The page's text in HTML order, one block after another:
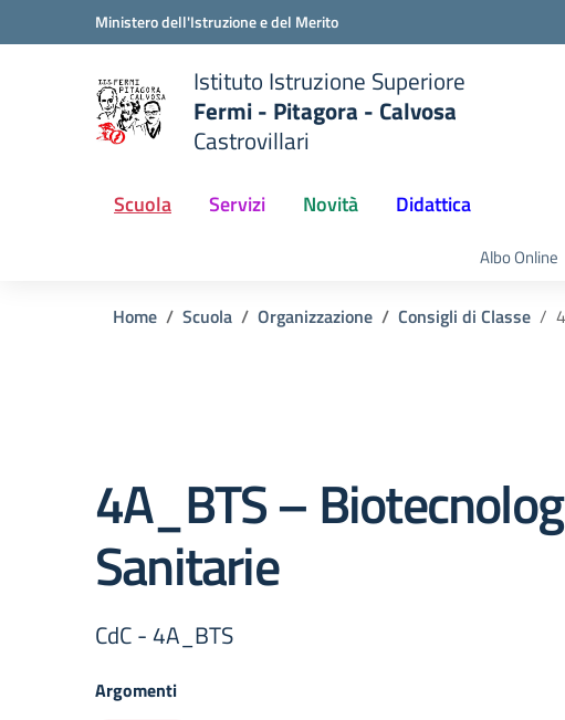
Vai ai contenuti
Vai al menu di navigazioneMinistero dell'Istruzione e del Merito
Istituto Istruzione Superiore
Fermi - Pitagora - Calvosa
Castrovillari
Scuola Servizi Novità Didattica
Albo Online
Home Scuola Organizzazione Consigli di Classe
4A_BTS –
Sanitarie
CdC - 4A_BTS
Argomenti